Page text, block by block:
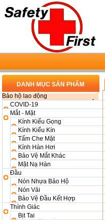
DANH MỤC SẢN PHẨM
Bảo hộ lao động
COVID-19
Mắt - Mặt
Kính Kiểu Gọng
Kính Kiểu Kín
Tấm Che Mặt
Kính Hàn Hơi
Bảo Vệ Mắt Khác
Mặt Nạ Hàn
Đầu
Nón Nhựa Bảo Hộ
Nón Vải
Bảo Vệ Đầu Kết Hợp
Thính Giác
Bịt Tai